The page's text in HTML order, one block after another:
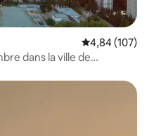
Note
4,84 (107)
dans la ville de